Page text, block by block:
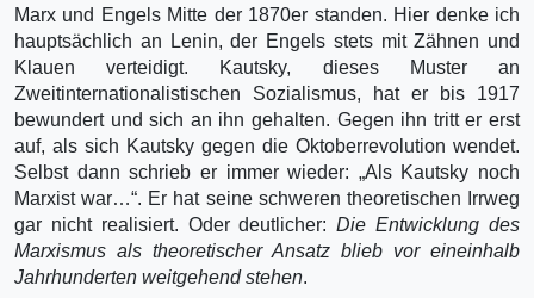
Marx und Engels Mitte der 1870er standen. Hier denke ich
hauptsächlich an Lenin, der Engels stets mit Zähnen und
Klauen verteidigt. Kautsky, dieses Muster an
Zweitinternationalistischen Sozialismus, hat er bis 1917
bewundert und sich an ihn gehalten. Gegen ihn tritt er erst
auf, als sich Kautsky gegen die Oktoberrevolution wendet.
Selbst dann schrieb er immer wieder: „Als Kautsky noch
Marxist war…“. Er hat seine schweren theoretischen Irrweg
gar nicht realisiert. Oder deutlicher:Die Entwicklung des
Marxismus als theoretischer Ansatz blieb vor eineinhalb
Jahrhunderten weitgehend stehen.